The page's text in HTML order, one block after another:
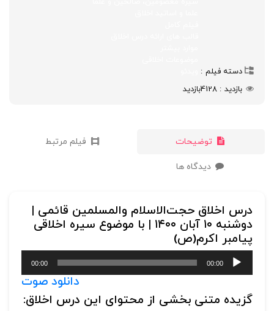
دسته فیلم
بازدید
4128بازدید
توضیحات فیلم مرتبط
دیدگاه ها
درس اخلاق حجت‌الاسلام والمسلمین قائمی |
دوشنبه ۱۰ آبان ۱۴۰۰ | با موضوع سیره اخلاقی
پیامبر اکرم(ص)
پخش‌کننده
صوت
00:00
00:00
دانلود صوت
گزیده متنی بخشی از محتوای این درس اخلاق: